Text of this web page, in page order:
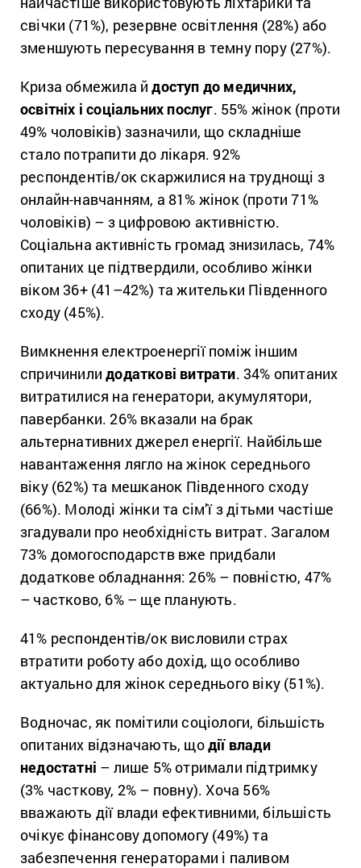
свічки (71%), резервне освітлення (28%) або
зменшують пересування в темну пору (27%).
Криза обмежила йдоступ до медичних,
освітніх і соціальних послуг. 55% жінок (проти
49% чоловіків) зазначили, що складніше
стало потрапити до лікаря. 92%
респондентів/ок скаржилися на труднощі з
онлайн-навчанням, а 81% жінок (проти 71%
чоловіків) – з цифровою активністю.
Соціальна активність громад знизилась, 74%
опитаних це підтвердили, особливо жінки
віком 36+ (41–42%) та жительки Південного
сходу (45%).
Вимкнення електроенергії поміж іншим
спричинилидодаткові витрати. 34% опитаних
витратилися на генератори, акумулятори,
павербанки. 26% вказали на брак
альтернативних джерел енергії. Найбільше
навантаження лягло на жінок середнього
віку (62%) та мешканок Південного сходу
(66%). Молоді жінки та сім’ї з дітьми частіше
згадували про необхідність витрат. Загалом
73% домогосподарств вже придбали
додаткове обладнання: 26% – повністю, 47%
– частково, 6% – ще планують.
41% респондентів/ок висловили страх
втратити роботу або дохід, що особливо
актуально для жінок середнього віку (51%).
Водночас, як помітили соціологи, більшість
опитаних відзначають, щодії влади
недостатні – лише 5% отримали підтримку
(3% часткову, 2% – повну). Хоча 56%
вважають дії влади ефективними, більшість
очікує фінансову допомогу (49%) та
забезпечення генераторами і паливом